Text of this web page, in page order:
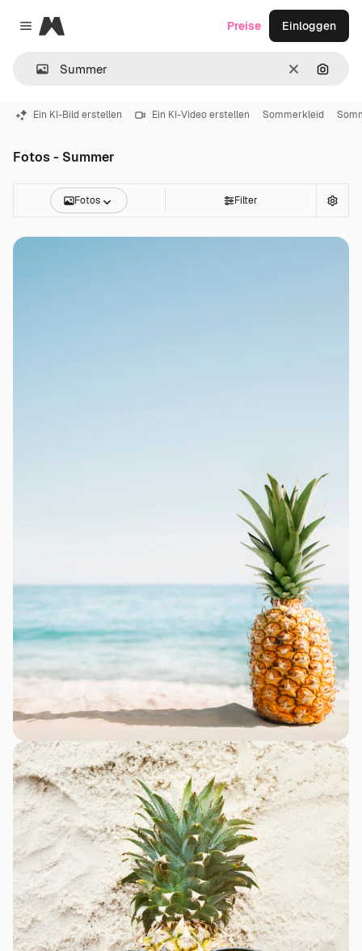
Close menu
Magnific
LöschenNach
Preise Einloggen
Ein KI-Bild erstellen Ein KI-Video erstellen Sommerkleid
Fotos - Summer
Fotos Filter